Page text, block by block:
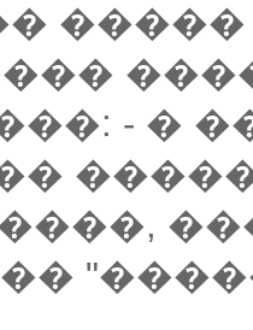
- �